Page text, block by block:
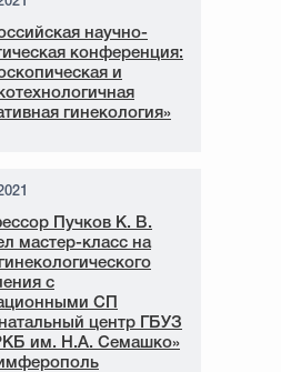
научно-
конференция:
и
гинекология»
Пучков К. В.
мастер-класс на
с
СП
центр ГБУЗ
им. Н.А. Семашко»